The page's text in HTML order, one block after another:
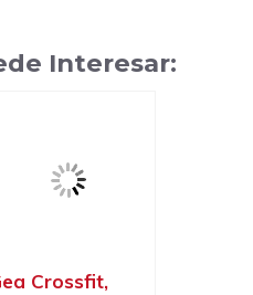
Interesar:
Crossfit,